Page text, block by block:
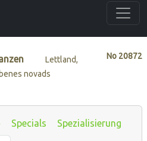
No 20872
Lettland,
novads
Specials Spezialisierung